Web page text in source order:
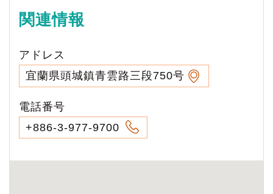
関連情報
アドレス
宜蘭県頭城鎮青雲路三段750号
電話番号
+886-3-977-9700